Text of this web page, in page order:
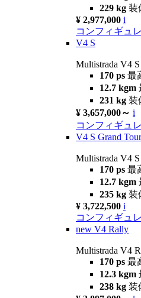
229 kg 装
¥ 2,977,000 i
コンフィギュ
V4 S
Multistrada V4 S
170 ps 最
12.7 kgm
231 kg 装
¥ 3,657,000～ i
コンフィギュ
V4 S Grand Tour
Multistrada V4
170 ps 最
12.7 kgm
235 kg 装
¥ 3,722,500 i
コンフィギュ
new V4 Rally
Multistrada V4
170 ps 最
12.3 kgm
238 kg 装